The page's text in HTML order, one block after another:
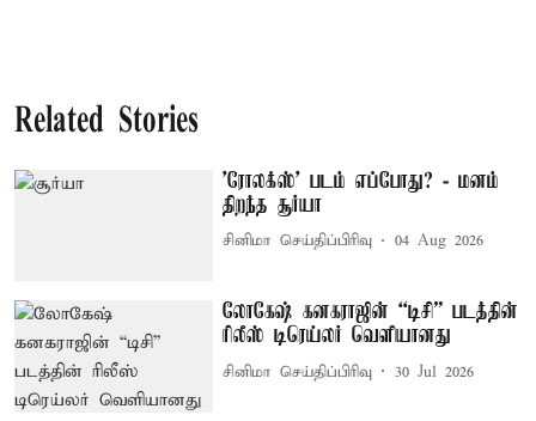
Related Stories
'ரோலக்ஸ்' படம் எப்போது? - மனம்
திறந்த சூர்யா
சினிமா செய்திப்பிரிவு 04 Aug 2026
லோகேஷ் கனகராஜின் “டிசி” படத்தின்
ரிலீஸ் டிரெய்லர் வெளியானது
சினிமா செய்திப்பிரிவு 30 Jul 2026